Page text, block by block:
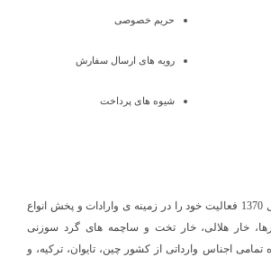
حریم خصوصی
رویه های ارسال سفارش
شیوه های پرداخت
شرکت دلتا متال از سال 1370 فعالیت خود را در زمینه ی وارادات و پخش انواع
خار هلالی، خار تخت و ساچمه های گرد سوزنی
تمامی اجناس وارداتی از کشور چین، تایوان، ترکیه، و